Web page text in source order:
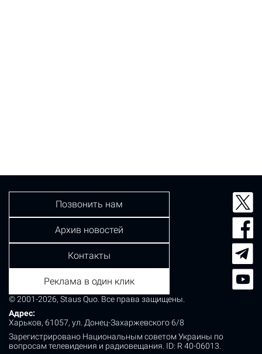
© 2001-2026, Staus Quo. Все права защищены.
Адрес:
Харьков, 61057, ул. Донец-Захаржевского 6/8
Зарегистрировано Национальным советом Украины по
вопросам телевидения и радиовещания. ID: R 40-06013.
Позвонить нам
Архив новостей
Контакты
Реклама в один клик